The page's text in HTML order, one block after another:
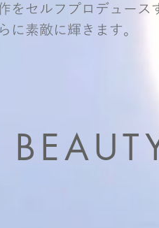
をセルフプロデュース
に素敵に輝きます。